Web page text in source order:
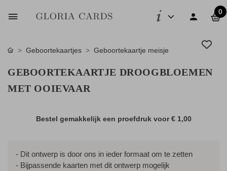
0
Geboortekaartjes Geboortekaartje meisje
GEBOORTEKAARTJE DROOGBLOEMEN
MET OOIEVAAR
Bestel gemakkelijk een proefdruk voor€ 1,00
- Dit ontwerp is door ons in ieder formaat om te zetten
- Bijpassende kaarten met dit ontwerp mogelijk